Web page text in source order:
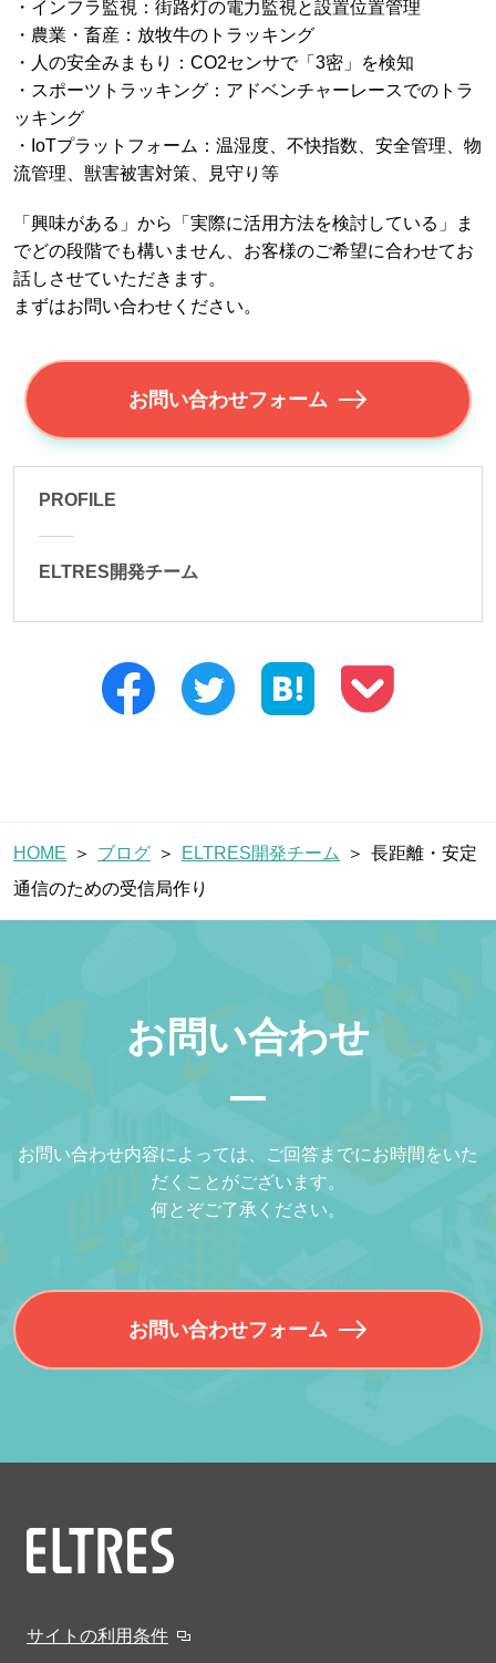
・インフラ監視：街路灯の電力監視と設置位置管理
・農業・畜産：放牧牛のトラッキング
・人の安全みまもり：CO2センサで「3密」を検知
・スポーツトラッキング：アドベンチャーレースでのトラ
ッキング
・IoTプラットフォーム：温湿度、不快指数、安全管理、物
流管理、獣害被害対策、見守り等
「興味がある」から「実際に活用方法を検討している」ま
でどの段階でも構いません、お客様のご希望に合わせてお
話しさせていただきます。
まずはお問い合わせください。
お問い合わせフォーム
PROFILE
ELTRES開発チーム
HOME ブログ ELTRES開発チーム
長距離・安定
通信のための受信局作り
お問い合わせ
お問い合わせ内容によっては、ご回答までにお時間をいた
だくことがございます。
何とぞご了承ください。
お問い合わせフォーム
サイトの利用条件